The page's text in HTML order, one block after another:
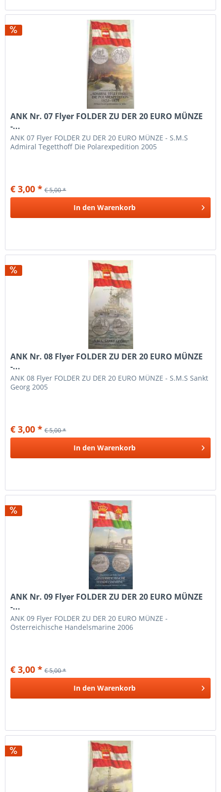
ANK Nr. 07 Flyer FOLDER ZU DER 20 EURO MÜNZE
-...
ANK 07 Flyer FOLDER ZU DER 20 EURO MÜNZE - S.M.S
Admiral Tegetthoff Die Polarexpedition 2005
€ 3,00 * € 5,00 *
In den Warenkorb
ANK Nr. 08 Flyer FOLDER ZU DER 20 EURO MÜNZE
-...
ANK 08 Flyer FOLDER ZU DER 20 EURO MÜNZE - S.M.S Sankt
Georg 2005
€ 3,00 * € 5,00 *
In den Warenkorb
ANK Nr. 09 Flyer FOLDER ZU DER 20 EURO MÜNZE
-...
ANK 09 Flyer FOLDER ZU DER 20 EURO MÜNZE -
Österreichische Handelsmarine 2006
€ 3,00 * € 5,00 *
In den Warenkorb